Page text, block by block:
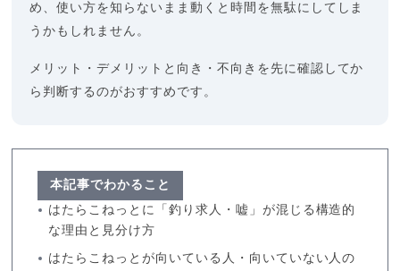
め、使い方を知らないまま動くと時間を無駄にしてしま
うかもしれません。
メリット・デメリットと向き・不向きを先に確認してか
ら判断するのがおすすめです。
本記事でわかること
はたらこねっとに「釣り求人・嘘」が混じる構造的
な理由と見分け方
はたらこねっとが向いている人・向いていない人の